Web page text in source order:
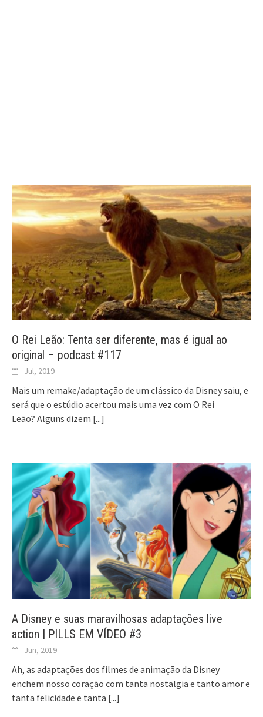
O Rei Leão: Tenta ser diferente, mas é igual ao
original – podcast #117
Jul, 2019
Mais um remake/adaptação de um clássico da Disney saiu, e
será que o estúdio acertou mais uma vez com O Rei
Leão? Alguns dizem [...]
A Disney e suas maravilhosas adaptações live
action | PILLS EM VÍDEO #3
Jun, 2019
Ah, as adaptações dos filmes de animação da Disney
enchem nosso coração com tanta nostalgia e tanto amor e
tanta felicidade e tanta [...]